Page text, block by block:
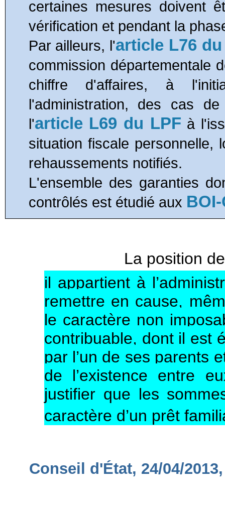
certaines mesures doivent
vérification et pendant la
Par ailleurs, l'article L76
commission départementale
chiffre d'affaires, à
l'administration, des cas
l'article L69 du LPF à
situation fiscale personnelle,
rehaussements notifiés.
L'ensemble des garanties
contrôlés est étudié aux
La position
il appartient à
remettre en cause,
le caractère non
contribuable, dont il est
par l’un de ses parents
de l’existence entre
justifier que les
caractère d’un prêt
Conseil d'État, 24/04/